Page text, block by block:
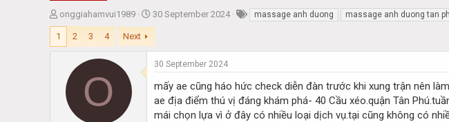
T
h
r
onggiahamvui1989
S
t
r
a
t
e
30 September 2024 massage anh duong massage anh duong tan
1 2 3 4 Next
O
30 September 2024
mấy ae cũng háo hức check diễn đàn trước khi xung trận nên
ae địa điểm thú vị đáng khám phá- 40 Cầu xéo.quận Tân
mái chọn lựa vì ở đây có nhiều loại dịch vụ.tại cũng không có